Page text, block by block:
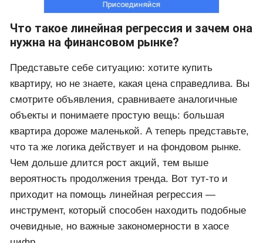
Что такое линейная регрессия и зачем она
нужна на финансовом рынке?
Представьте себе ситуацию: хотите купить
квартиру, но не знаете, какая цена справедлива. Вы
смотрите объявления, сравниваете аналогичные
объекты и понимаете простую вещь: большая
квартира дороже маленькой. А теперь представьте,
что та же логика действует и на фондовом рынке.
Чем дольше длится рост акций, тем выше
вероятность продолжения тренда. Вот тут-то и
приходит на помощь линейная регрессия —
инструмент, который способен находить подобные
очевидные, но важные закономерности в хаосе